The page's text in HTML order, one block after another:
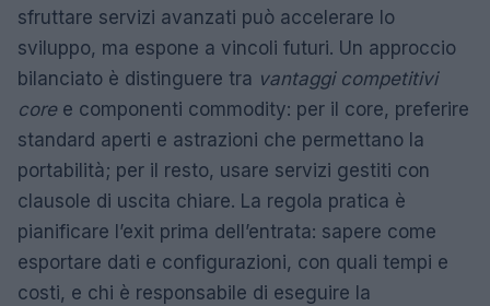
sfruttare servizi avanzati può accelerare lo
sviluppo, ma espone a vincoli futuri. Un approccio
bilanciato è distinguere tra vantaggi competitivi
coree componenti commodity: per il core, preferire
standard aperti e astrazioni che permettano la
portabilità; per il resto, usare servizi gestiti con
clausole di uscita chiare. La regola pratica è
pianificare l’exit prima dell’entrata: sapere come
esportare dati e configurazioni, con quali tempi e
costi, e chi è responsabile di eseguire la